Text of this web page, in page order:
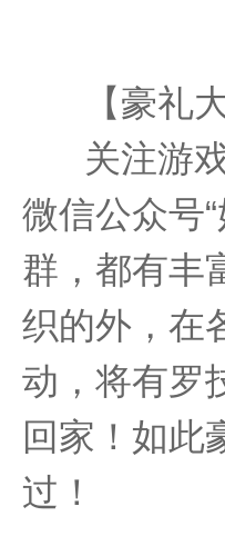
【豪礼
关注游
微信公众号
群，都有丰
织的外，在
动，将有罗
回家！如此
过！